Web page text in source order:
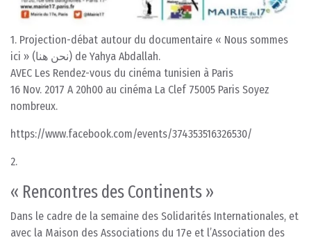
1. Projection-débat autour du documentaire « Nous sommes
ici » (نحن هنا) de Yahya Abdallah.
AVEC Les Rendez-vous du cinéma tunisien à Paris
16 Nov. 2017 A 20h00 au cinéma La Clef 75005 Paris Soyez
nombreux.
https://www.facebook.com/events/374353516326530/
2.
« Rencontres des Continents »
Dans le cadre de la semaine des Solidarités Internationales, et
avec la Maison des Associations du 17e et l’Association des